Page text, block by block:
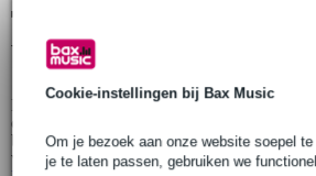
Cookie-instellingen bij Bax Music
Om je bezoek aan onze website soepel
je te laten passen, gebruiken we
Top-10 best
balkklemmen
Benieuwd wat de meest gekochte
onze top 10 populairste balkklemmen van
bij wat je zoekt? Ga dan naar 'Alle
volledige...